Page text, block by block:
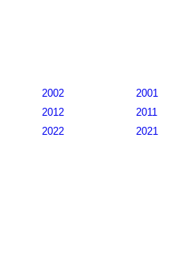
2002 2001
2012 2011
2022 2021